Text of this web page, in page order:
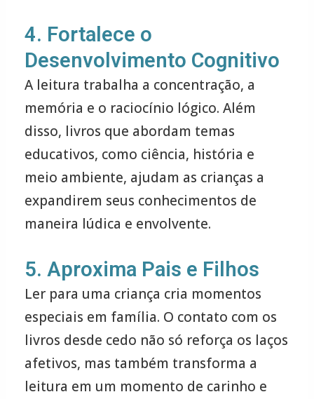
4. Fortalece o
Desenvolvimento Cognitivo
A leitura trabalha a concentração, a
memória e o raciocínio lógico. Além
disso, livros que abordam temas
educativos, como ciência, história e
meio ambiente, ajudam as crianças a
expandirem seus conhecimentos de
maneira lúdica e envolvente.
5. Aproxima Pais e Filhos
Ler para uma criança cria momentos
especiais em família. O contato com os
livros desde cedo não só reforça os laços
afetivos, mas também transforma a
leitura em um momento de carinho e